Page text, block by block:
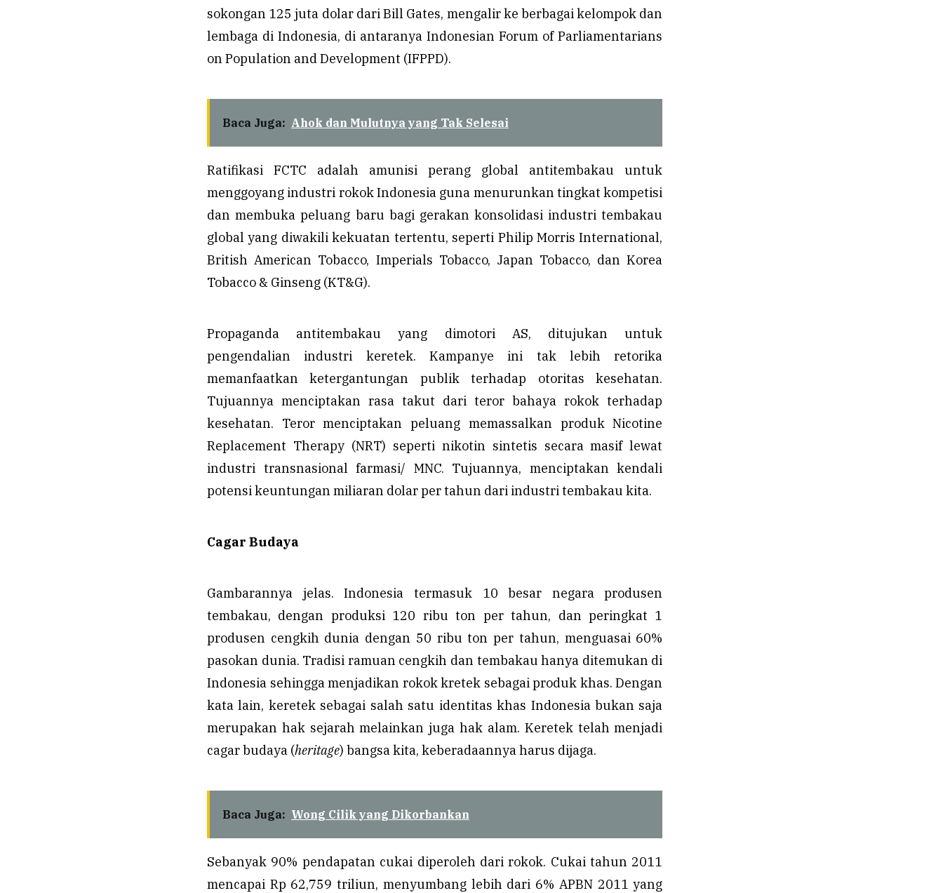
sokongan 125 juta dolar dari Bill Gates, mengalir ke berbagai kelompok dan
lembaga di Indonesia, di antaranya Indonesian Forum of Parliamentarians
on Population and Development (IFPPD).
Baca Juga: Ahok dan Mulutnya yang Tak Selesai
Ratifikasi FCTC adalah amunisi perang global antitembakau untuk
menggoyang industri rokok Indonesia guna menurunkan tingkat kompetisi
dan membuka peluang baru bagi gerakan konsolidasi industri tembakau
global yang diwakili kekuatan tertentu, seperti Philip Morris International,
British American Tobacco, Imperials Tobacco, Japan Tobacco, dan Korea
Tobacco & Ginseng (KT&G).
Propaganda antitembakau yang dimotori AS, ditujukan untuk
pengendalian industri keretek. Kampanye ini tak lebih retorika
memanfaatkan ketergantungan publik terhadap otoritas kesehatan.
Tujuannya menciptakan rasa takut dari teror bahaya rokok terhadap
kesehatan. Teror menciptakan peluang memassalkan produk Nicotine
Replacement Therapy (NRT) seperti nikotin sintetis secara masif lewat
industri transnasional farmasi/ MNC. Tujuannya, menciptakan kendali
potensi keuntungan miliaran dolar per tahun dari industri tembakau kita.
Cagar Budaya
Gambarannya jelas. Indonesia termasuk 10 besar negara produsen
tembakau, dengan produksi 120 ribu ton per tahun, dan peringkat 1
produsen cengkih dunia dengan 50 ribu ton per tahun, menguasai 60%
pasokan dunia. Tradisi ramuan cengkih dan tembakau hanya ditemukan di
Indonesia sehingga menjadikan rokok kretek sebagai produk khas. Dengan
kata lain, keretek sebagai salah satu identitas khas Indonesia bukan saja
merupakan hak sejarah melainkan juga hak alam. Keretek telah menjadi
cagar budaya (heritage) bangsa kita, keberadaannya harus dijaga.
Baca Juga: Wong Cilik yang Dikorbankan
Sebanyak 90% pendapatan cukai diperoleh dari rokok. Cukai tahun 2011
mencapai Rp 62,759 triliun, menyumbang lebih dari 6% APBN 2011 yang